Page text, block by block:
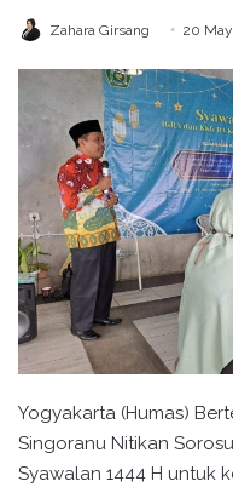
Zahara Girsang 20
Yogyakarta (Humas)
Singoranu Nitikan
Syawalan 1444 H untuk